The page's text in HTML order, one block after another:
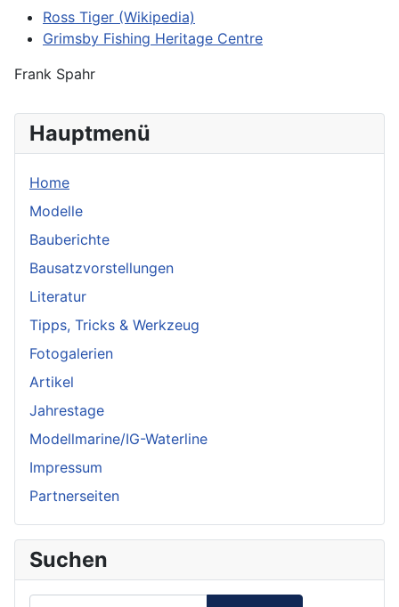
Hauptmenü
Home
Modelle
Bauberichte
Bausatzvorstellungen
Literatur
Tipps, Tricks & Werkzeug
Fotogalerien
Artikel
Jahrestage
Modellmarine/IG-Waterline
Impressum
Partnerseiten
Suchen
Ross Tiger (Wikipedia)
Grimsby Fishing Heritage Centre
Frank Spahr